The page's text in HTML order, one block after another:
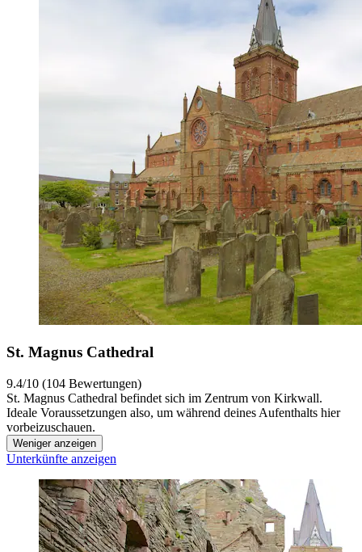
St. Magnus Cathedral
9.4/10 (104 Bewertungen)
St. Magnus Cathedral befindet sich im Zentrum von Kirkwall.
Ideale Voraussetzungen also, um während deines Aufenthalts hier
vorbeizuschauen.
Weniger anzeigen
Unterkünfte anzeigen